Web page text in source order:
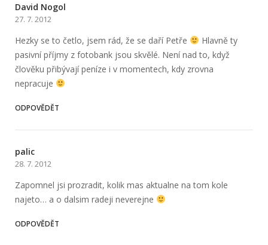
David Nogol
27. 7. 2012
Hezky se to četlo, jsem rád, že se daří Petře
Hlavně ty
pasivní příjmy z fotobank jsou skvělé. Není nad to, když
člověku přibývají peníze i v momentech, kdy zrovna
nepracuje
ODPOVĚDĚT
palic
28. 7. 2012
Zapomnel jsi prozradit, kolik mas aktualne na tom kole
najeto… a o dalsim radeji neverejne
ODPOVĚDĚT